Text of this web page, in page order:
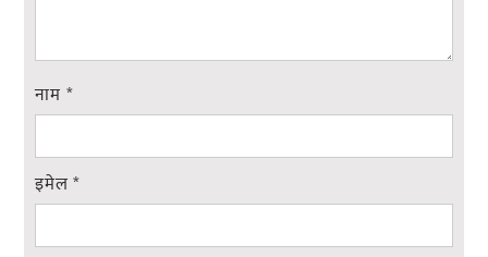
नाम *
इमेल*